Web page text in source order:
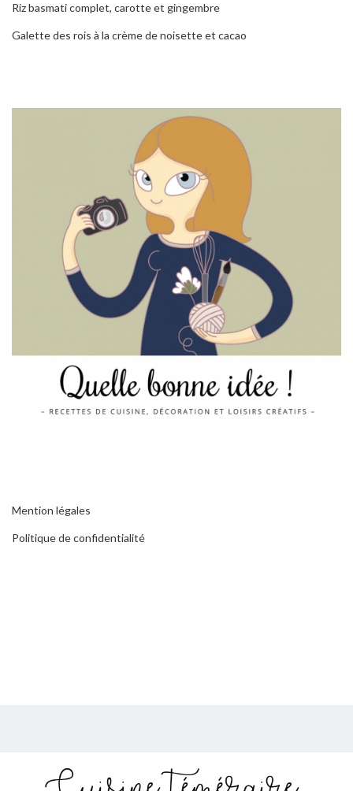
Riz basmati complet, carotte et gingembre
Galette des rois à la crème de noisette et cacao
Mention légales
Politique de confidentialité